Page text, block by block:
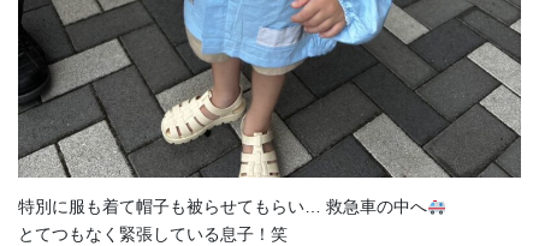
特別に服も着て帽子も被らせてもらい… 救急車の中へ
とてつもなく緊張している息子！笑